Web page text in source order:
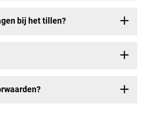
bij het tillen?